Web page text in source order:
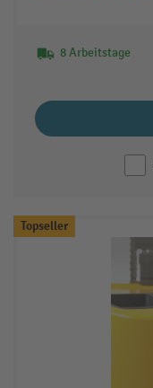
8 Arbeitstage
Topseller